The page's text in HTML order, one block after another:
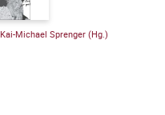
Kai-Michael Sprenger (Hg.)